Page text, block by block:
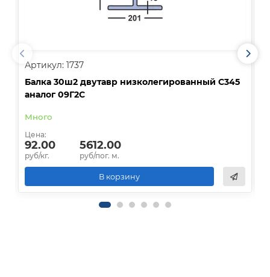
Артикул: 1737
Балка 30ш2 двутавр низколегированный С345
аналог 09Г2С
Много
Цена:
92.00
руб/кг.
5612.00
руб/пог. м.
В корзину